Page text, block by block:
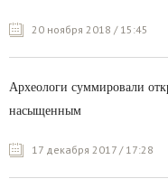
20 ноября 2018 / 15:45
Археологи суммировали
насыщенным
17 декабря 2017 / 17:28